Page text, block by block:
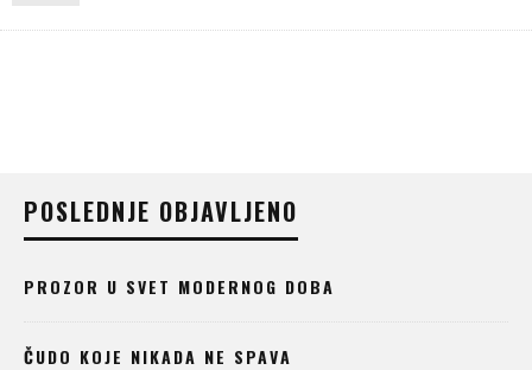
POSLEDNJE OBJAVLJENO
PROZOR U SVET MODERNOG DOBA
ČUDO KOJE NIKADA NE SPAVA